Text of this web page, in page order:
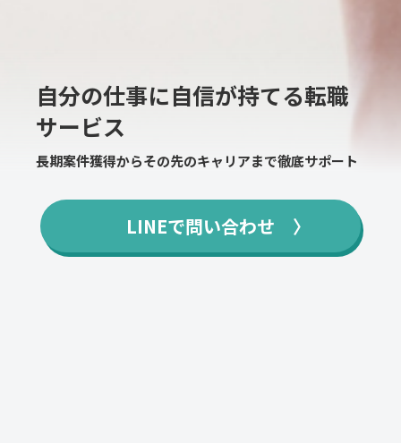
自分の仕事に自信が持てる転職
サービス
長期案件獲得からその先のキャリアまで徹底サポート
LINEで問い合わせ